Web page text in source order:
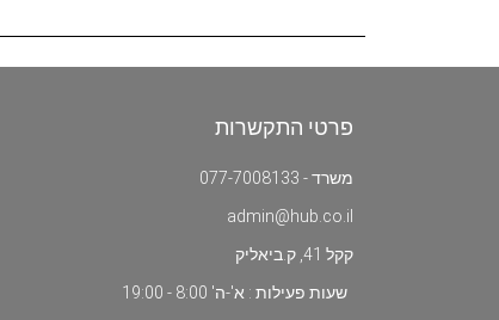
פרטי התקשרות
משרד - 077-7008133
admin@hub.co.il
קקל 41, ק.ביאליק
שעות פעילות : א'-ה' 8:00 - 19:00